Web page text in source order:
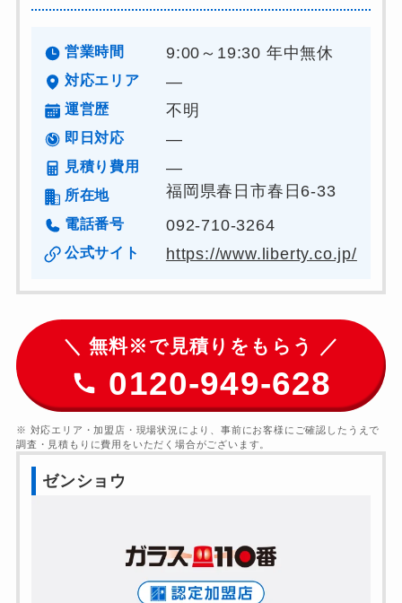
営業時間 9:00～19:30 年中無休
対応エリア ―
運営歴 不明
即日対応 ―
見積り費用 ―
所在地 福岡県春日市春日6-33
電話番号 092-710-3264
公式サイト https://www.liberty.co.jp/
＼ 無料※で見積りをもらう ／
0120-949-628
※ 対応エリア・加盟店・現場状況により、事前にお客様にご確認したうえで
調査・見積もりに費用をいただく場合がございます。
ゼンショウ